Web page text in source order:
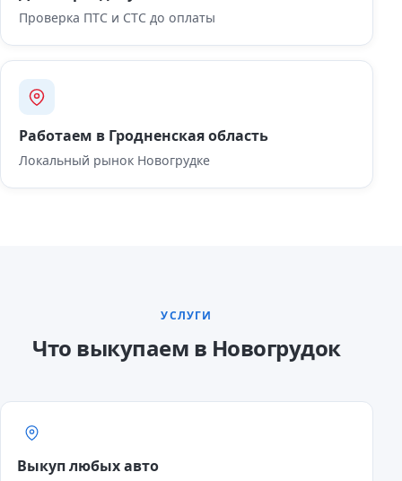
Проверка ПТС и СТС до оплаты
Работаем в Гродненская область
Локальный рынок Новогрудке
УСЛУГИ
Что выкупаем в Новогрудок
Выкуп любых авто